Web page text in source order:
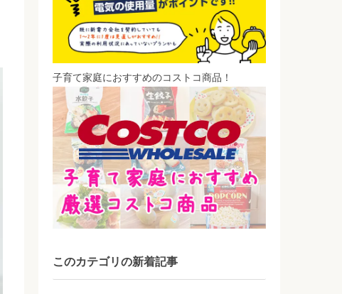
子育て家庭におすすめのコストコ商品！
このカテゴリの新着記事